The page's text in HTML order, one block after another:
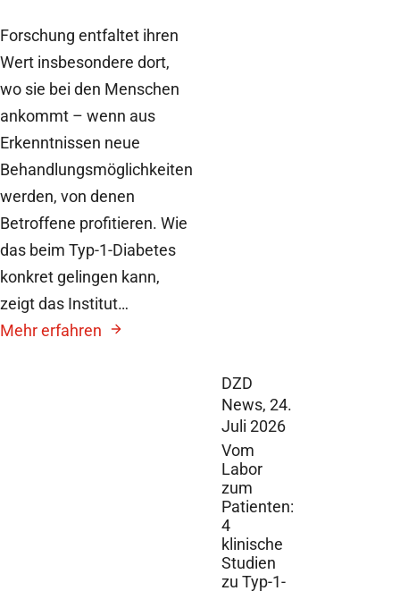
DZD
News, 24.
Juli 2026
Vom
Labor
zum
Patienten:
4
klinische
Studien
zu Typ-1-
Forschung entfaltet ihren
Wert insbesondere dort,
wo sie bei den Menschen
ankommt – wenn aus
Erkenntnissen neue
Behandlungsmöglichkeiten
werden, von denen
Betroffene profitieren. Wie
das beim Typ-1-Diabetes
konkret gelingen kann,
zeigt das Institut…
Mehr erfahren